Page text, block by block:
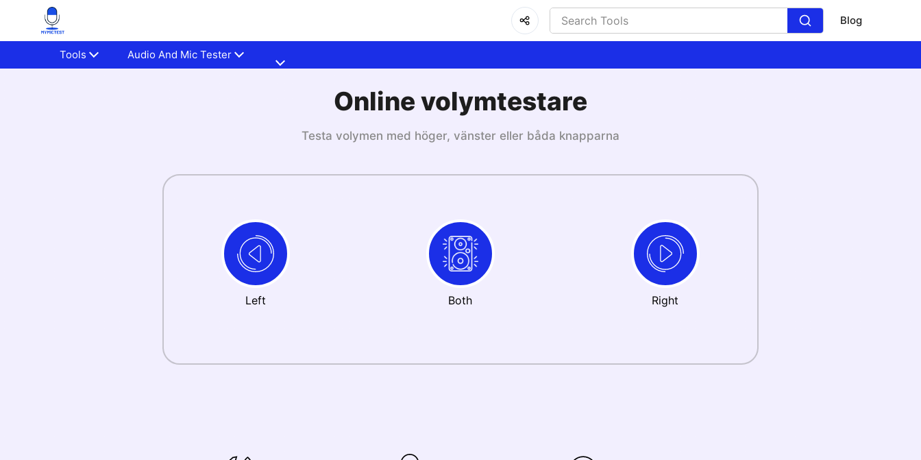
Blog
Tools Audio And Mic Tester
Online volymtestare
Testa volymen med höger, vänster eller båda knapparna
Left Both Right